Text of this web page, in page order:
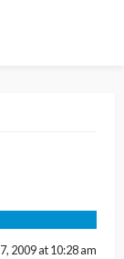
2009 at 10:28 am